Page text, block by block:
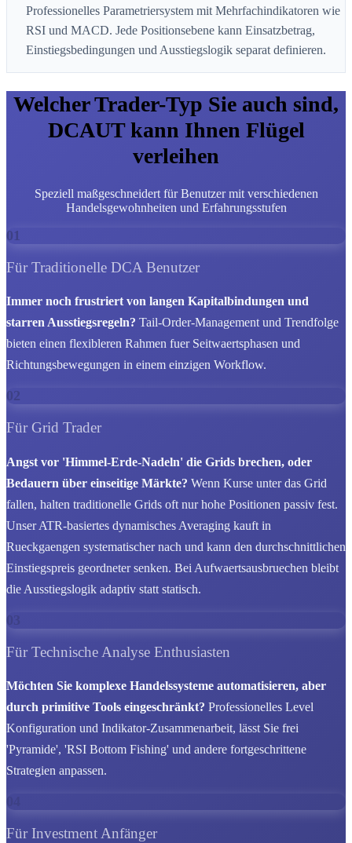
Professionelles Parametriersystem mit Mehrfachindikatoren wie
RSI und MACD. Jede Positionsebene kann Einsatzbetrag,
Einstiegsbedingungen und Ausstiegslogik separat definieren.
Welcher Trader-Typ Sie auch sind,
DCAUT kann Ihnen Flügel
verleihen
Speziell maßgeschneidert für Benutzer mit verschiedenen
Handelsgewohnheiten und Erfahrungsstufen
01
Für Traditionelle DCA Benutzer
Immer noch frustriert von langen Kapitalbindungen und
starren Ausstiegsregeln? Tail-Order-Management und Trendfolge
bieten einen flexibleren Rahmen fuer Seitwaertsphasen und
Richtungsbewegungen in einem einzigen Workflow.
02
Für Grid Trader
Angst vor 'Himmel-Erde-Nadeln' die Grids brechen, oder
Bedauern über einseitige Märkte? Wenn Kurse unter das Grid
fallen, halten traditionelle Grids oft nur hohe Positionen passiv fest.
Unser ATR-basiertes dynamisches Averaging kauft in
Rueckgaengen systematischer nach und kann den durchschnittlichen
Einstiegspreis geordneter senken. Bei Aufwaertsausbruechen bleibt
die Ausstiegslogik adaptiv statt statisch.
03
Für Technische Analyse Enthusiasten
Möchten Sie komplexe Handelssysteme automatisieren, aber
durch primitive Tools eingeschränkt? Professionelles Level
Konfiguration und Indikator-Zusammenarbeit, lässt Sie frei
'Pyramide', 'RSI Bottom Fishing' und andere fortgeschrittene
Strategien anpassen.
Für Investment Anfänger